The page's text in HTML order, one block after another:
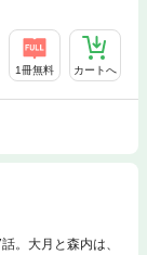
1冊無料 カートへ
。大月と森内は、